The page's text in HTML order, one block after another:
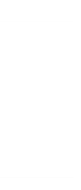
y levantar secreto